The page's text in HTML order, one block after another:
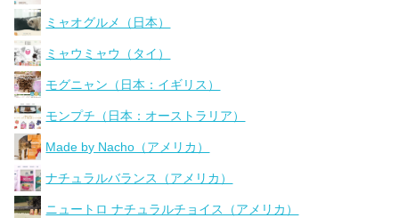
ミャオグルメ（日本）
ミャウミャウ（タイ）
モグニャン（日本：イギリス）
モンプチ（日本：オーストラリア）
Made by Nacho（アメリカ）
ナチュラルバランス（アメリカ）
ニュートロ ナチュラルチョイス（アメリカ）